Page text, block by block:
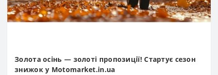
Золота осінь — золоті пропозиції! Стартує сезон
знижок у Motomarket.in.ua